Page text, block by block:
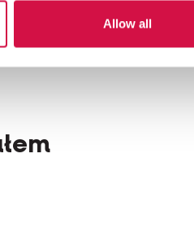
Allow all
rośliny lub krzewy,